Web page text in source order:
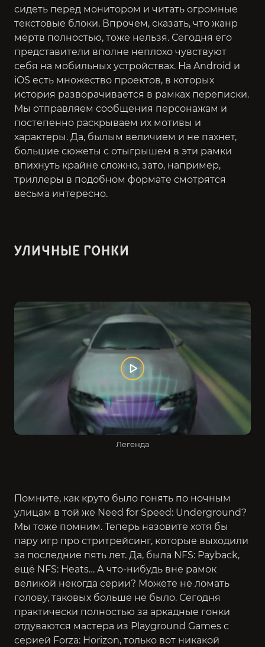
сидеть перед монитором и читать огромные
текстовые блоки. Впрочем, сказать, что жанр
мёртв полностью, тоже нельзя. Сегодня его
представители вполне неплохо чувствуют
себя на мобильных устройствах. На Android и
iOS есть множество проектов, в которых
история разворачивается в рамках переписки.
Мы отправляем сообщения персонажам и
постепенно раскрываем их мотивы и
характеры. Да, былым величием и не пахнет,
большие сюжеты с отыгрышем в эти рамки
впихнуть крайне сложно, зато, например,
триллеры в подобном формате смотрятся
весьма интересно.
УЛИЧНЫЕ ГОНКИ
Легенда
Помните, как круто было гонять по ночным
улицам в той же Need for Speed: Underground?
Мы тоже помним. Теперь назовите хотя бы
пару игр про стритрейсинг, которые выходили
за последние пять лет. Да, была NFS: Payback,
ещё NFS: Heats… А что-нибудь вне рамок
великой некогда серии? Можете не ломать
голову, таковых больше не было. Сегодня
практически полностью за аркадные гонки
отдуваются мастера из Playground Games с
серией Forza: Horizon, только вот никакой